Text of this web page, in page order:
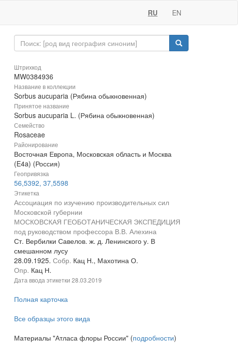
RU EN
Штрихкод
MW0384936
Название в коллекции
Sorbus aucuparia (Рябина обыкновенная)
Принятое название
Sorbus aucuparia L. (Рябина обыкновенная)
Семейство
Rosaceae
Районирование
Восточная Европа, Московская область и Москва
(E4a) (Россия)
Геопривязка
56,5392, 37,5598
Этикетка
Ассоциация по изучению производительных сил
Московской губернии
МОСКОВСКАЯ ГЕОБОТАНИЧЕСКАЯ ЭКСПЕДИЦИЯ
под руководством профессора В.В. Алехина
Ст. Вербилки Савелов. ж. д. Ленинского у. В
смешанном лусу
28.09.1925. Собр. Кац Н., Махотина О.
Опр. Кац Н.
Дата ввода этикетки 28.03.2019
Полная карточка
Все образцы этого вида
Материалы "Атласа флоры России" (подробности)